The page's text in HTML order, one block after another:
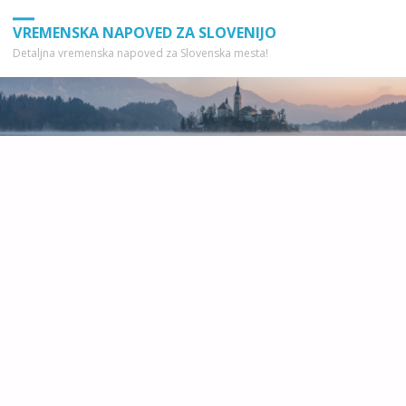
VREMENSKA NAPOVED ZA SLOVENIJO
Detaljna vremenska napoved za Slovenska mesta!